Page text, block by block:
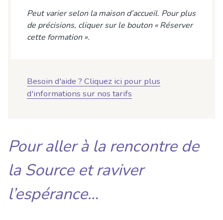
Peut varier selon la maison d’accueil. Pour plus
de précisions, cliquer sur le bouton « Réserver
cette formation ».
Besoin d'aide ? Cliquez ici pour plus
d'informations sur nos tarifs
Pour aller à la rencontre de
la Source et raviver
l’espérance…